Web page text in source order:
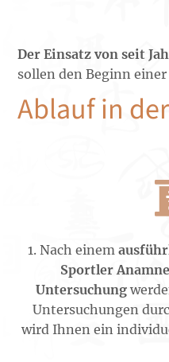
Der Einsatz von seit
sollen den Beginn
Ablauf in
1. Nach einem
Sportler
Untersuchung
Untersuchungen
wird Ihnen ein